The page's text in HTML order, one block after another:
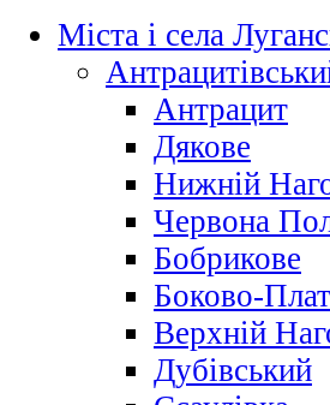
Міста і села
Антрацит
Дякове
Нижній
Червона
Бобрикове
Боково-
Верхній
Дубівський